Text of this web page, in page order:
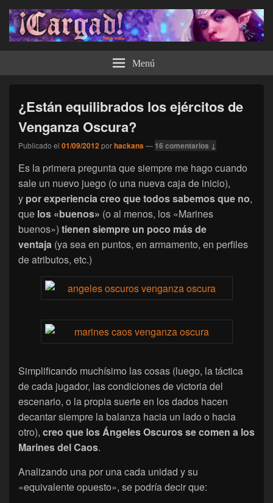
¡Cargad! Menú
¿Están equilibrados los ejércitos de
Venganza Oscura?
Publicado el 01/09/2012porhackans— 16 comentarios ↓
Es la primera pregunta que siempre me hago cuando
sale un nuevo juego (o una nueva caja de inicio),
y por experiencia creo que todos sabemos que no,
que los «buenos» (o al menos, los «Marines
buenos») tienen siempre un poco más de
ventaja (ya sea en puntos, en armamento, en perfiles
de atributos, etc.)
Simplificando muchísimo las cosas (luego, la táctica
de cada jugador, las condiciones de victoria del
escenario, o la propia suerte en los dados hacen
decantar siempre la balanza hacia un lado o hacia
otro), creo que los Ángeles Oscuros se comen a los
Marines del Caos.
Analizando una por una cada unidad y su
«equivalente opuesto», se podría decir que: